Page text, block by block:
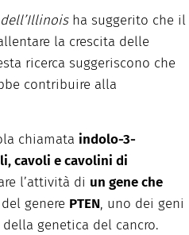
ha suggerito che il
la crescita delle
ricerca suggeriscono che
contribuire alla
chiamata indolo-3-
cavoli e cavolini di
l’attività di un gene che
genere PTEN, uno dei geni
genetica del cancro.